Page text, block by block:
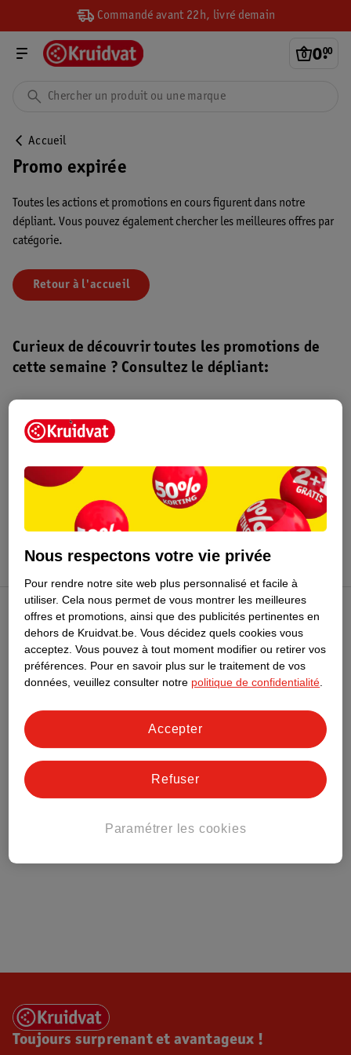
Commandé avant 22h, livré demain
0.
00
Accueil
Promo expirée
Toutes les actions et promotions en cours figurent dans notre
dépliant. Vous pouvez également chercher les meilleures offres par
catégorie.
Retour à l'accueil
Curieux de découvrir toutes les promotions de
cette semaine ? Consultez le dépliant:
Dépliant Kruidvat
Profitez-en
Club Kruidvat
Service Clientèle
Tout sur Kruidvat
Toujours surprenant et avantageux !
Nous respectons votre vie privée
Pour rendre notre site web plus personnalisé et facile à
utiliser. Cela nous permet de vous montrer les meilleures
offres et promotions, ainsi que des publicités pertinentes en
dehors de Kruidvat.be. Vous décidez quels cookies vous
acceptez. Vous pouvez à tout moment modifier ou retirer vos
préférences. Pour en savoir plus sur le traitement de vos
données, veuillez consulter notre politique de confidentialité.
Paramétrer les cookies
Refuser
Accepter